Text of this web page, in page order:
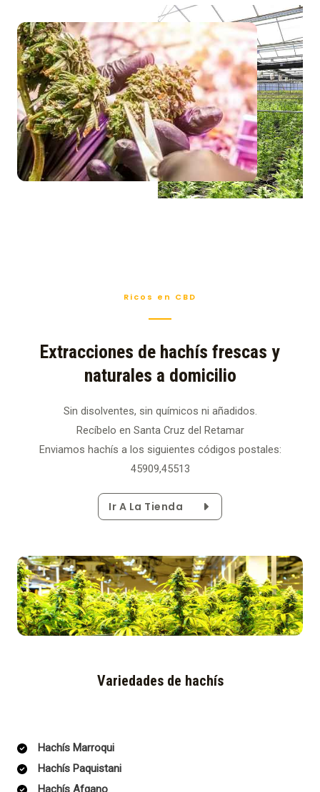
Ricos en CBD
Extracciones de hachís frescas y
naturales a domicilio
Sin disolventes, sin químicos ni añadidos.
Recíbelo en Santa Cruz del Retamar
Enviamos hachís a los siguientes códigos postales:
45909,45513
Ir A La Tienda
Variedades de hachís
Hachís Marroqui
Hachís Paquistani